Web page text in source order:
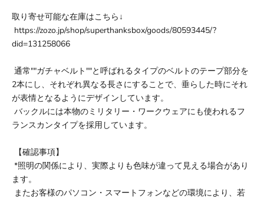
取り寄せ可能な在庫はこちら↓
https://zozo.jp/shop/superthanksbox/goods/80593445/?
did=131258066
通常""ガチャベルト""と呼ばれるタイプのベルトのテープ部分を
2本にし、それぞれ異なる長さにすることで、垂らした時にそれ
が表情となるようにデザインしています。
バックルには本物のミリタリー・ワークウェアにも使われるフ
ランスカンタイプを採用しています。
【確認事項】
*照明の関係により、実際よりも色味が違って見える場合があり
ます。
またお客様のパソコン・スマートフォンなどの環境により、若